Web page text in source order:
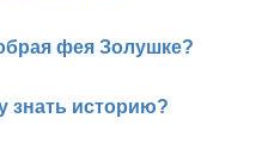
фея Золушке?
знать историю?